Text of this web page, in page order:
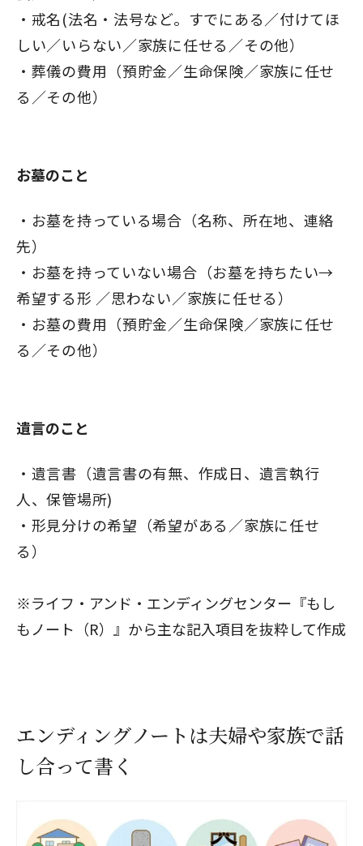
戒名(法名・法号など。すでにある／付けてほ
しい／いらない／家族に任せる／その他）
葬儀の費用（預貯金／生命保険／家族に任せ
る／その他）
お墓のこと
お墓を持っている場合（名称、所在地、連絡
先）
お墓を持っていない場合（お墓を持ちたい→
希望する形 ／思わない／家族に任せる）
お墓の費用（預貯金／生命保険／家族に任せ
る／その他）
遺言のこと
遺言書（遺言書の有無、作成日、遺言執行
人、保管場所)
形見分けの希望（希望がある／家族に任せ
る）
※ライフ・アンド・エンディングセンター『もし
もノート（R）』から主な記入項目を抜粋して作成
エンディングノートは夫婦や家族で話
し合って書く